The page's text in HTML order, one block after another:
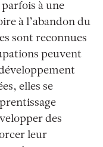
à une
à l’abandon du
sont reconnues
peuvent
elles se
des
leur